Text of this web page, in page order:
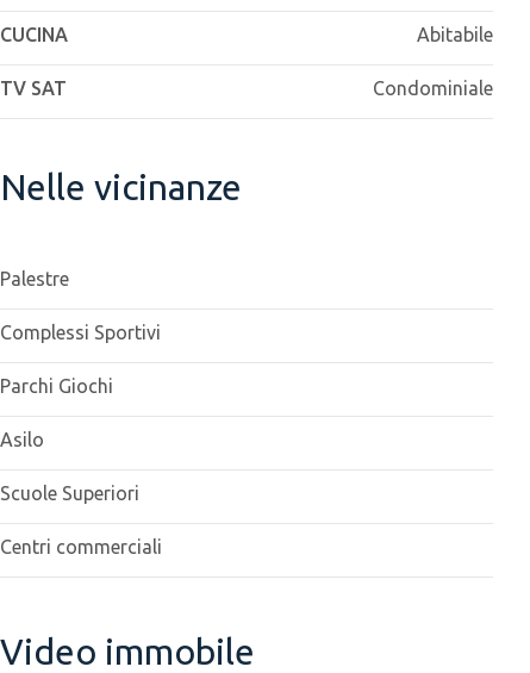
CUCINA Abitabile
TV SAT Condominiale
Nelle vicinanze
Palestre
Complessi Sportivi
Parchi Giochi
Asilo
Scuole Superiori
Centri commerciali
Video immobile